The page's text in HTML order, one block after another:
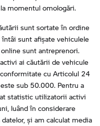
momentul omologări.
sunt sortate în ordine
sunt afișate vehiculele
sunt antreprenori.
ai căutării de vehicule
cu Articolul 24
sub 50.000. Pentru a
statistic utilizatorii activi
luând în considerare
și am calculat media